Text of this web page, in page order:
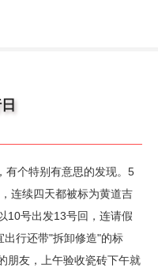
有个特别有意思的发现。5
连续四天都被标为黄道吉
10号出发13号回，连请假
行还带"拆卸修造"的标
朋友，上午验收瓷砖下午就